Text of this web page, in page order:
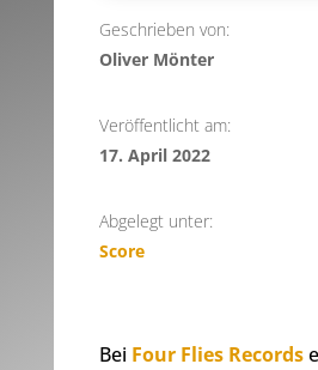
Geschrieben von:
Oliver Mönter
Veröffentlicht am:
17. April 2022
Abgelegt unter:
Score
Bei Four Flies Records